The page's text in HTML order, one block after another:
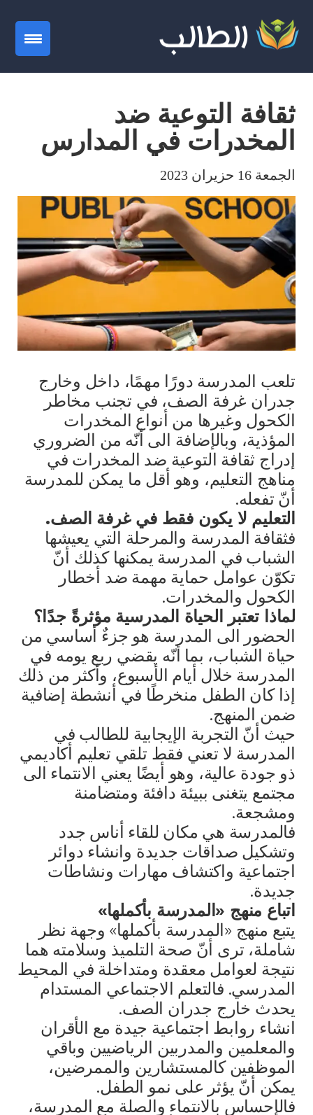
ثقافة التوعية ضد
المخدرات في المدارس
الجمعة 16 حزيران 2023
تلعب المدرسة دورًا مهمًا، داخل وخارج
جدران غرفة الصف، في تجنب مخاطر
الكحول وغيرها من أنواع المخدرات
المؤذية، وبالإضافة الى أنّه من الضروري
إدراج ثقافة التوعية ضد المخدرات في
مناهج التعليم، وهو أقل ما يمكن للمدرسة
أنّ تفعله.
التعليم لا يكون فقط في غرفة الصف.
فثقافة المدرسة والمرحلة التي يعيشها
الشباب في المدرسة يمكنها كذلك أنّ
تكوّن عوامل حماية مهمة ضد أخطار
الكحول والمخدرات.
لماذا تعتبر الحياة المدرسية مؤثرةً جدًا؟
الحضور الى المدرسة هو جزءٌ أساسي من
حياة الشباب، بما أنّه يقضي ربع يومه في
المدرسة خلال أيام الأسبوع، وأكثر من ذلك
إذا كان الطفل منخرطًا في أنشطة إضافية
ضمن المنهج.
حيث أنّ التجربة الإيجابية للطالب في
المدرسة لا تعني فقط تلقي تعليم أكاديمي
ذو جودة عالية، وهو أيضًا يعني الانتماء الى
مجتمع يتغنى ببيئة دافئة ومتضامنة
ومشجعة.
فالمدرسة هي مكان للقاء أناس جدد
وتشكيل صداقات جديدة وانشاء دوائر
اجتماعية واكتشاف مهارات ونشاطات
جديدة.
اتباع منهج «المدرسة بأكملها»
يتبع منهج «المدرسة بأكملها» وجهة نظر
شاملة، ترى أنّ صحة التلميذ وسلامته هما
نتيجة لعوامل معقدة ومتداخلة في المحيط
المدرسي. فالتعلم الاجتماعي المستدام
يحدث خارج جدران الصف.
انشاء روابط اجتماعية جيدة مع الأقران
والمعلمين والمدربين الرياضيين وباقي
الموظفين كالمستشارين والممرضين،
يمكن أنّ يؤثر على نمو الطفل.
فالإحساس بالانتماء والصلة مع المدرسة،